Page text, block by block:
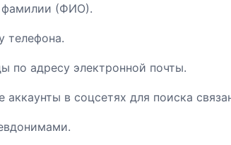
фамилии (ФИО).
телефона.
по адресу электронной почты.
в соцсетях для поиска